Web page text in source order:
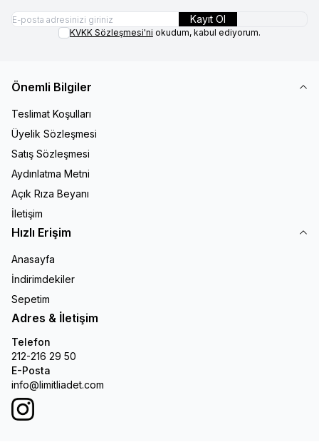
Kayıt Ol
KVKK Sözleşmesi'ni okudum, kabul ediyorum.
Önemli Bilgiler
Teslimat Koşulları
Üyelik Sözleşmesi
Satış Sözleşmesi
Aydınlatma Metni
Açık Rıza Beyanı
İletişim
Hızlı Erişim
Anasayfa
İndirimdekiler
Sepetim
Adres & İletişim
Telefon
212-216 29 50
E-Posta
info@limitliadet.com